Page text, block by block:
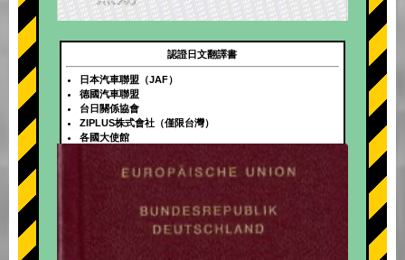
+
認證日文翻譯書
日本汽車聯盟（JAF）
德國汽車聯盟
台日關係協會
ZIPLUS株式會社（僅限台灣）
各國大使館